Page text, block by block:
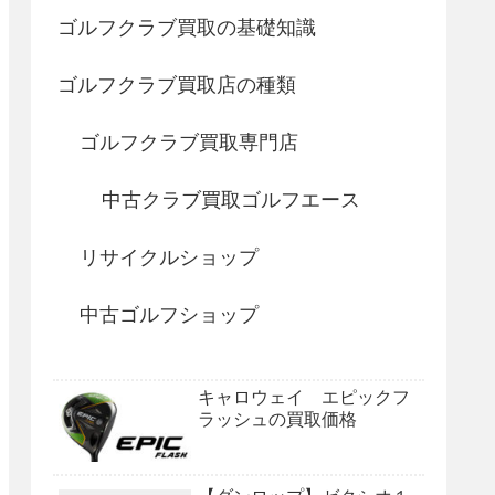
ゴルフクラブ買取の基礎知識
ゴルフクラブ買取店の種類
ゴルフクラブ買取専門店
中古クラブ買取ゴルフエース
リサイクルショップ
中古ゴルフショップ
キャロウェイ エピックフ
ラッシュの買取価格